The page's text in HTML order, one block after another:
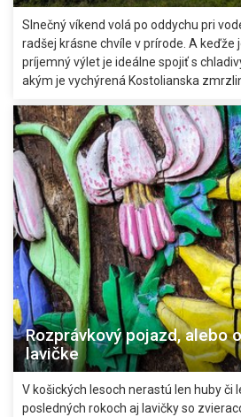
Slnečný víkend volá po oddychu pri
radšej krásne chvíle v prírode. A keďže
príjemný výlet je ideálne spojiť s
akým je vychýrená Kostolianska
Rozprávkový pojazd, alebo
lavičke
V košických lesoch nerastú len huby či
posledných rokoch aj lavičky so